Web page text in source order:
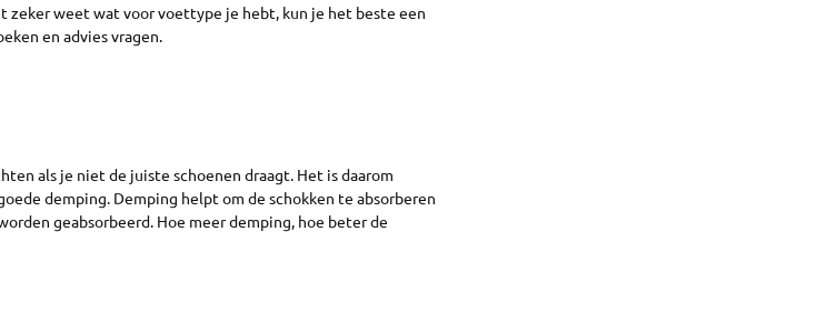
zeker weet wat voor voettype je hebt, kun je het beste een
en advies vragen.
als je niet de juiste schoenen draagt. Het is daarom
demping. Demping helpt om de schokken te absorberen
geabsorbeerd. Hoe meer demping, hoe beter de